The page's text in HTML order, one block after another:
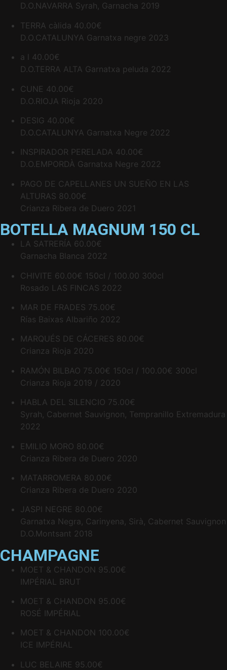
D.O.NAVARRA Syrah, Garnacha 2019
TERRA càlida 40.00€
D.O.CATALUNYA Garnatxa negre 2023
a l 40.00€
D.O.TERRA ALTA Garnatxa peluda 2022
CUNE 40.00€
D.O.RIOJA Rioja 2020
DESIG 40.00€
D.O.CATALUNYA Garnatxa Negre 2022
INSPIRADOR PERELADA 40.00€
D.O.EMPORDÀ Garnatxa Negre 2022
PAGO DE CAPELLANES UN SUEÑO EN LAS
ALTURAS 80.00€
Crianza Ribera de Duero 2021
BOTELLA MAGNUM 150 CL
LA SATRERÍA 60.00€
Garnacha Blanca 2022
CHIVITE 60.00€ 150cl / 100.00 300cl
Rosado LAS FINCAS 2022
MAR DE FRADES 75.00€
Rías Baixas Albariño 2022
MARQUÉS DE CÁCERES 80.00€
Crianza Rioja 2020
RAMÓN BILBAO 75.00€ 150cl / 100.00€ 300cl
Crianza Rioja 2019 / 2020
HABLA DEL SILENCIO 75.00€
Syrah, Cabernet Sauvignon, Tempranillo Extremadura
2022
EMILIO MORO 80.00€
Crianza Ribera de Duero 2020
MATARROMERA 80.00€
Crianza Ribera de Duero 2020
JASPI NEGRE 80.00€
Garnatxa Negra, Carinyena, Sirà, Cabernet Sauvignon
D.O.Montsant 2018
CHAMPAGNE
MOET & CHANDON 95.00€
IMPÉRIAL BRUT
MOET & CHANDON 95.00€
ROSÉ IMPÉRIAL
MOET & CHANDON 100.00€
ICE IMPÉRIAL
LUC BELAIRE 95.00€